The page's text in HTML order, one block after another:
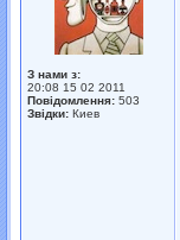
З нами з:
20:08 15 02 2011
Повідомлення: 503
Звідки: Киев